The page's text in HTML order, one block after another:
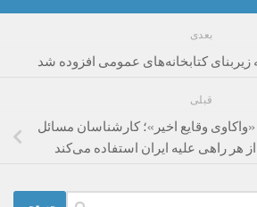
بعدی
قبلی
وقایع اخیر»؛ کارشناسان مسائل
از هر راهی علیه ایران استفاده می‌کند